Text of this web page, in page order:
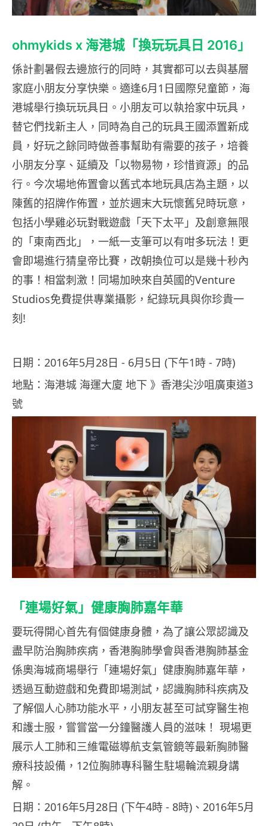
ohmykids x 海港城「換玩玩具日 2016」
係計劃暑假去邊旅行的同時，其實都可以去與基層
家庭小朋友分享快樂。適逢6月1日國際兒童節，海
港城舉行換玩玩具日。小朋友可以執拾家中玩具，
替它們找新主人，同時為自己的玩具王國添置新成
員，好玩之餘同時做善事幫助有需要的孩子，培養
小朋友分享、延續及「以物易物，珍惜資源」的品
行。今次場地佈置會以舊式本地玩具店為主題，以
陳舊的招牌作佈置，並於週末大玩懷舊兒時玩意，
包括小學雞必玩對戰遊戲「天下太平」及創意無限
的「東南西北」，一紙一支筆可以有咁多玩法！更
會即場進行猜皇帝比賽，改朝換位可以是幾十秒內
的事！相當刺激！同場加映來自英國的Venture
Studios免費提供專業攝影，紀錄玩具與你珍貴一
刻!
日期：2016年5月28日 ‑ 6月5日 (下午1時 ‑ 7時)
地點：海港城 海運大廈 地下 》香港尖沙咀廣東道3
號
「連場好氣」健康胸肺嘉年華
要玩得開心首先有個健康身體，為了讓公眾認識及
盡早防治胸肺疾病，香港胸肺學會與香港胸肺基金
係奧海城商場舉行「連場好氣」健康胸肺嘉年華，
透過互動遊戲和免費即場測試，認識胸肺科疾病及
了解個人心肺功能水平，小朋友甚至可試穿醫生袍
和護士服，嘗嘗當一分鐘醫護人員的滋味！ 現場更
展示人工肺和三維電磁導航支氣管鏡等最新胸肺醫
療科技設備，12位胸肺專科醫生駐場輪流親身講
解。
日期：2016年5月28日 (下午4時 ‑ 8時)、2016年5月